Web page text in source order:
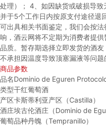
处理）； 4、如因缺货或破损导致
并于5个工作日内按原支付途径退
可出具相关书面鉴定，我们会按法
响，酒云网将不定期为消费者提
品质。暂存期选择立即发货的酒
不承担因温度导致顶塞漏液等问题
商品参数
品名Dominio de Eguren
类型干红葡萄酒
产区卡斯蒂利亚产区（Castilla）
酒庄埃古伦酒庄（Dominio de
葡萄品种丹魄（Tempranillo）